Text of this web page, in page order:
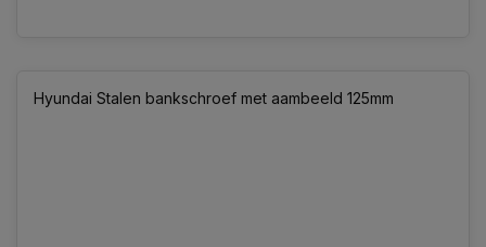
Hyundai Stalen bankschroef met aambeeld 125mm